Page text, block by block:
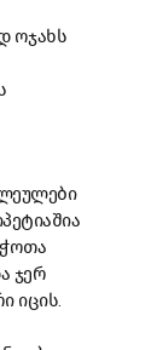
ოჯახს
ჯერ
იცის.